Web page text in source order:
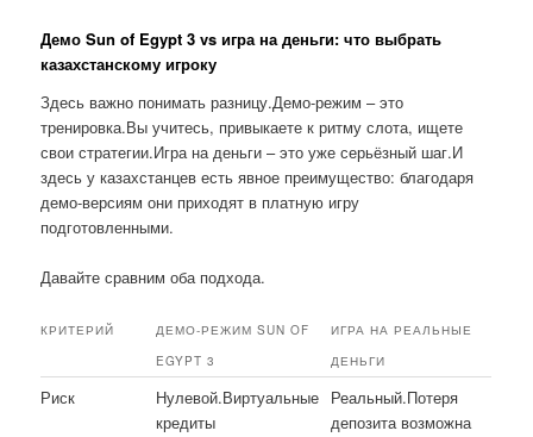
Демо Sun of Egypt 3 vs игра на деньги: что выбрать
казахстанскому игроку
Здесь важно понимать разницу.Демо-режим – это
тренировка.Вы учитесь, привыкаете к ритму слота, ищете
свои стратегии.Игра на деньги – это уже серьёзный шаг.И
здесь у казахстанцев есть явное преимущество: благодаря
демо-версиям они приходят в платную игру
подготовленными.
Давайте сравним оба подхода.
КРИТЕРИЙ
ДЕМО-РЕЖИМ SUN OF
EGYPT 3
ИГРА НА РЕАЛЬНЫЕ
ДЕНЬГИ
Риск
Нулевой.Виртуальные
кредиты
Реальный.Потеря
депозита возможна